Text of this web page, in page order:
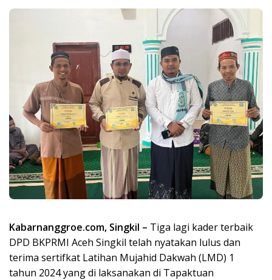
Kabarnanggroe.com, Singkil – Tiga lagi kader terbaik
DPD BKPRMI Aceh Singkil telah nyatakan lulus dan
terima sertifkat Latihan Mujahid Dakwah (LMD) 1
tahun 2024 yang di laksanakan di Tapaktuan